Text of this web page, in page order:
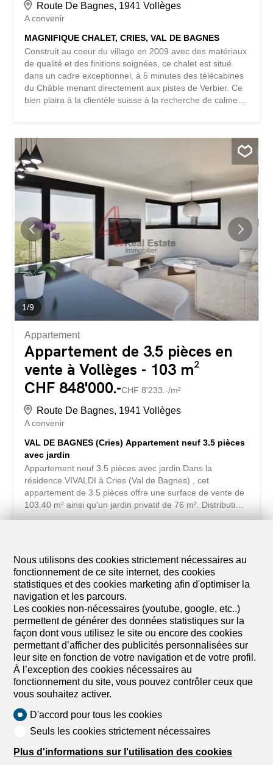
Route De Bagnes, 1941 Vollèges
A convenir
MAGNIFIQUE CHALET, CRIES, VAL DE BAGNES
Construit au coeur du village en 2009 avec des matériaux
de qualité et des finitions soignées, ce chalet est situé
dans un cadre exceptionnel, à 5 minutes des télécabines
du Châble menant directement aux pistes de Verbier. Ce
bien plaira à la clientèle suisse à la recherche de calme et
nombreux rangements et d'un local à ski - 1 chambre
double avec salle de bain privée (douche, WC) et accès à
la terrasse - 1 deuxième chambre double avec accès à la
terrasse. - Salle de bain (baignoire, WC) - Local
technique et cave à vin Rez de chaussée supérieur : -
Vaste entrée principale, WC visiteur - Superbe espace de
81 m2 comprenant un salon avec cheminée, parquet en
chêne massif, d'une salle à manger et d'une grande
cuisine ouverte, très bien agencée - Balcon + Terrasse
avec vue panoramique magnifique, dégagée et
ensoleillée...
1/9
Appartement
Appartement de 3.5 pièces en
vente à Vollèges - 103 m²
CHF 848'000.-CHF 8'233.-/m²
Route De Bagnes, 1941 Vollèges
A convenir
VAL DE BAGNES (Cries) Appartement neuf 3.5 pièces
avec jardin
Appartement neuf 3.5 pièces avec jardin Dans la
résidence VIVALDI à Cries (Val de Bagnes) , cet
appartement de 3.5 pièces offre une surface de vente de
103.40 m² ainsi qu'un jardin privatif de 76 m². Distribution:
Revêtements Atouts : Vue dégagée Environnement calme
Bien neuf CHF 798'000.- Avec 2 places de parc : CHF
848'000.- Document sans valeur contractuelle
Nous utilisons des cookies strictement nécessaires au
fonctionnement de ce site internet, des cookies
statistiques et des cookies marketing afin d'optimiser la
navigation et les parcours.
Les cookies non-nécessaires (youtube, google, etc..)
permettent de générer des données statistiques sur la
façon dont vous utilisez le site ou encore des cookies
permettant d’afficher des publicités personnalisées sur
leur site en fonction de votre navigation et de votre profil.
À l’exception des cookies nécessaires au
fonctionnement du site, vous pouvez contrôler ceux que
vous souhaitez activer.
D'accord pour tous les cookies
Seuls les cookies strictement nécessaires
Plus d'informations sur l'utilisation des cookies